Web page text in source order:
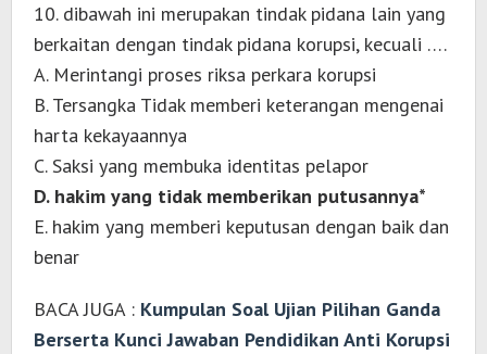
10. dibawah ini merupakan tindak pidana lain yang
berkaitan dengan tindak pidana korupsi, kecuali ….
A. Merintangi proses riksa perkara korupsi
B. Tersangka Tidak memberi keterangan mengenai
harta kekayaannya
C. Saksi yang membuka identitas pelapor
D. hakim yang tidak memberikan putusannya*
E. hakim yang memberi keputusan dengan baik dan
benar
BACA JUGA : Kumpulan Soal Ujian Pilihan Ganda
Berserta Kunci Jawaban Pendidikan Anti Korupsi